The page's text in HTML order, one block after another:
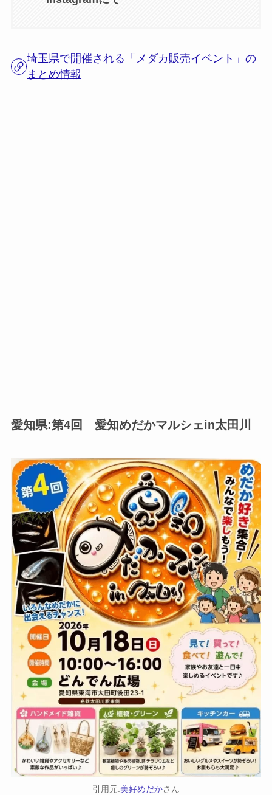
埼玉県で開催される「メダカ販売イベント」の
まとめ情報
愛知県:第4回 愛知めだかマルシェin太田川
引用元:美好めだかさん